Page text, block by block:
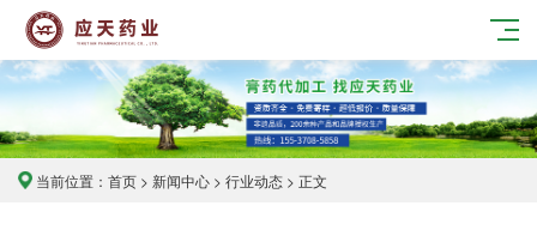
当前位置： 首页 > 新闻中心 > 行业动态 > 正文